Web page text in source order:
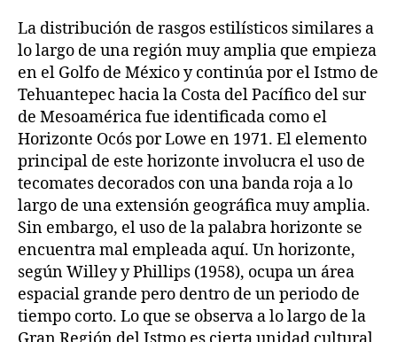
La distribución de rasgos estilísticos similares a
lo largo de una región muy amplia que empieza
en el Golfo de México y continúa por el Istmo de
Tehuantepec hacia la Costa del Pacífico del sur
de Mesoamérica fue identificada como el
Horizonte Ocós por Lowe en 1971. El elemento
principal de este horizonte involucra el uso de
tecomates decorados con una banda roja a lo
largo de una extensión geográfica muy amplia.
Sin embargo, el uso de la palabra horizonte se
encuentra mal empleada aquí. Un horizonte,
según Willey y Phillips (1958), ocupa un área
espacial grande pero dentro de un periodo de
tiempo corto. Lo que se observa a lo largo de la